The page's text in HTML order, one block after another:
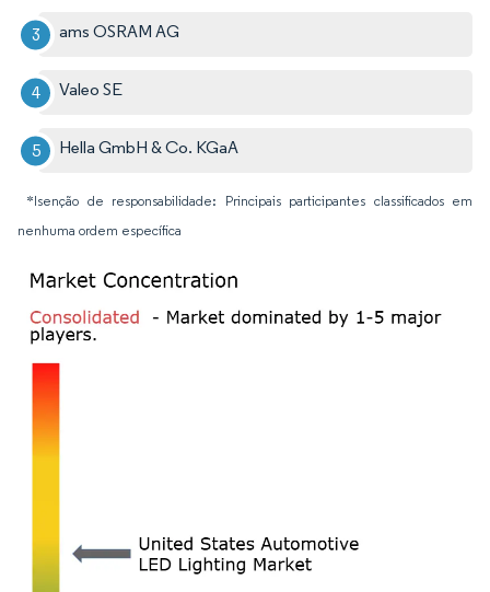
ams OSRAM AG
Valeo SE
Hella GmbH & Co. KGaA
*Isenção de responsabilidade: Principais participantes classificados em
nenhuma ordem específica